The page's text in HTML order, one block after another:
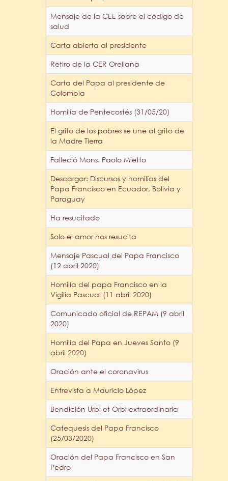
Mensaje de la CEE sobre el código de
salud
Carta abierta al presidente
Retiro de la CER Orellana
Carta del Papa al presidente de
Colombia
Homilía de Pentecostés (31/05/20)
El grito de los pobres se une al grito de
la Madre Tierra
Falleció Mons. Paolo Mietto
Descargar: Discursos y homilías del
Papa Francisco en Ecuador, Bolivia y
Paraguay
Ha resucitado
Solo el amor nos resucita
Mensaje Pascual del Papa Francisco
(12 abril 2020)
Homilía del papa Francisco en la
Vigilia Pascual (11 abril 2020)
Comunicado oficial de REPAM (9 abril
2020)
Homilía del Papa en Jueves Santo (9
abril 2020)
Oración ante el coronavirus
Entrevista a Mauricio López
Bendición Urbi et Orbi extraordinaria
Catequesis del Papa Francisco
(25/03/2020)
Oración del Papa Francisco en San
Pedro